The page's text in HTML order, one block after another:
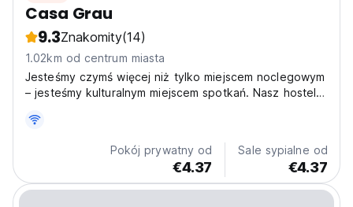
Casa Grau
9.3Znakomity(14)
1.02km od centrum miasta
Jesteśmy czymś więcej niż tylko miejscem noclegowym
– jesteśmy kulturalnym miejscem spotkań. Nasz hostel,
turystycznych, oferuje komfort i ciepło, abyś mógł
cieszyć się swoją podróżą. Dzięki przestrzeniom
Pokój prywatny od
€4.37
Sale sypialne od
€4.37